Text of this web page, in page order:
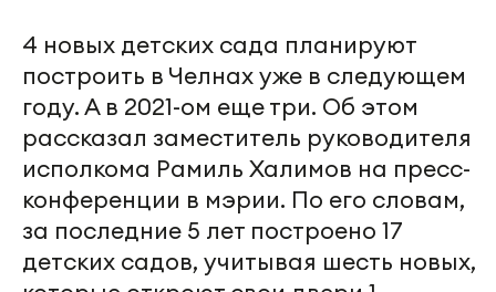
4 новых детских сада планируют
построить в Челнах уже в следующем
году. А в 2021-ом еще три. Об этом
рассказал заместитель руководителя
исполкома Рамиль Халимов на пресс-
конференции в мэрии. По его словам,
за последние 5 лет построено 17
детских садов, учитывая шесть новых,